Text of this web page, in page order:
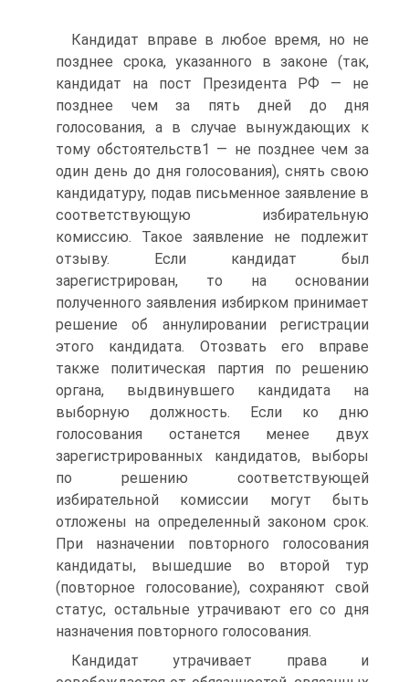
Кандидат вправе в любое время, но не
позднее срока, указанного в законе (так,
кандидат на пост Президента РФ — не
позднее чем за пять дней до дня
голосования, а в случае вынуждающих к
тому обстоятельств1 — не позднее чем за
один день до дня голосования), снять свою
кандидатуру, подав письменное заявление в
соответствующую избирательную
комиссию. Такое заявление не подлежит
отзыву. Если кандидат был
зарегистрирован, то на основании
полученного заявления избирком принимает
решение об аннулировании регистрации
этого кандидата. Отозвать его вправе
также политическая партия по решению
органа, выдвинувшего кандидата на
выборную должность. Если ко дню
голосования останется менее двух
зарегистрированных кандидатов, выборы
по решению соответствующей
избирательной комиссии могут быть
отложены на определенный законом срок.
При назначении повторного голосования
кандидаты, вышедшие во второй тур
(повторное голосование), сохраняют свой
статус, остальные утрачивают его со дня
назначения повторного голосования.
Кандидат утрачивает права и